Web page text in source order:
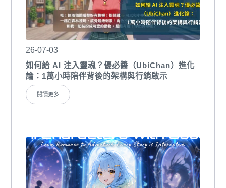
26-07-03
如何給 AI 注入靈魂？優必醬（UbiChan）進化
論：1萬小時陪伴背後的架構與行銷啟示
閱讀更多